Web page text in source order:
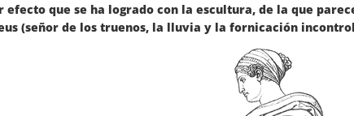
que se ha logrado con la escultura, de la que
(señor de los truenos, la lluvia y la fornicación